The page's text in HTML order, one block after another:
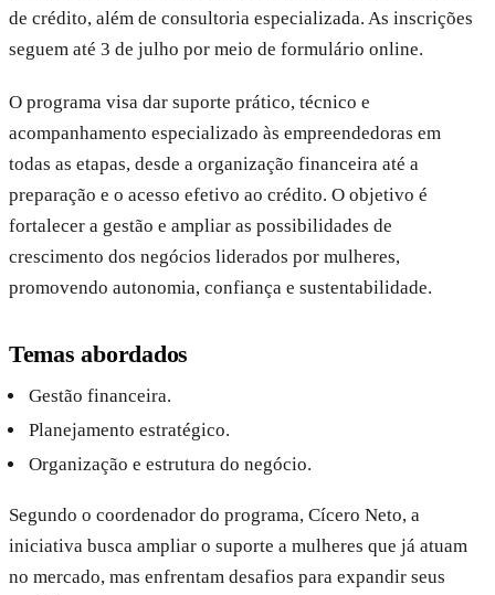
de crédito, além de consultoria especializada. As inscrições
seguem até 3 de julho por meio de formulário online.
O programa visa dar suporte prático, técnico e
acompanhamento especializado às empreendedoras em
todas as etapas, desde a organização financeira até a
preparação e o acesso efetivo ao crédito. O objetivo é
fortalecer a gestão e ampliar as possibilidades de
crescimento dos negócios liderados por mulheres,
promovendo autonomia, confiança e sustentabilidade.
Temas abordados
Gestão financeira.
Planejamento estratégico.
Organização e estrutura do negócio.
Segundo o coordenador do programa, Cícero Neto, a
iniciativa busca ampliar o suporte a mulheres que já atuam
no mercado, mas enfrentam desafios para expandir seus